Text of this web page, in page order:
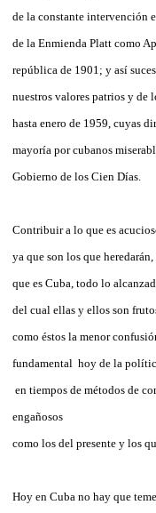
de la constante intervención
de la Enmienda Platt como
república de 1901; y así
nuestros valores patrios y de
hasta enero de 1959, cuyas
mayoría por cubanos
Gobierno de los Cien Días.
Contribuir a lo que es
ya que son los que
que es Cuba, todo lo
del cual ellas y ellos son
como éstos la menor
fundamental hoy de la
en tiempos de métodos de
engañosos
como los del presente y los
Hoy en Cuba no hay que